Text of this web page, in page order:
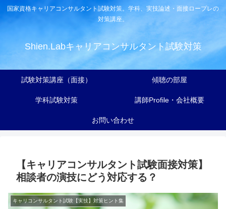
国家資格キャリアコンサルタント試験対策。学科、実技論述・面接ロープレの
対策講座。
Shien.Labキャリアコンサルタント試験対策
試験対策講座（面接） 傾聴の部屋
学科試験対策 講師Profile・会社概要
お問い合わせ
【キャリアコンサルタント試験面接対策】
相談者の演技にどう対応する？
キャリコンサルタント試験【実技】対策ヒント集